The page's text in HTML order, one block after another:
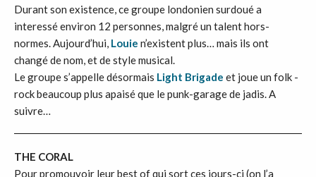
Durant son existence, ce groupe londonien surdoué a
interessé environ 12 personnes, malgré un talent hors-
normes. Aujourd’hui, Louie n’existent plus… mais ils ont
changé de nom, et de style musical.
Le groupe s’appelle désormais Light Brigade et joue un folk -
rock beaucoup plus apaisé que le punk-garage de jadis. A
suivre…
THE CORAL
Pour promouvoir leur best of qui sort ces jours-ci (on l’a